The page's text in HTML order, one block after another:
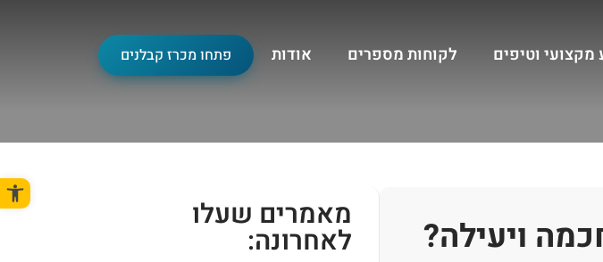
פתח
מקצועי וטיפים לקוחות מספרים אודות פתחו מכרז קבלנים
ויעילה? מאמרים שעלו
לאחרונה: